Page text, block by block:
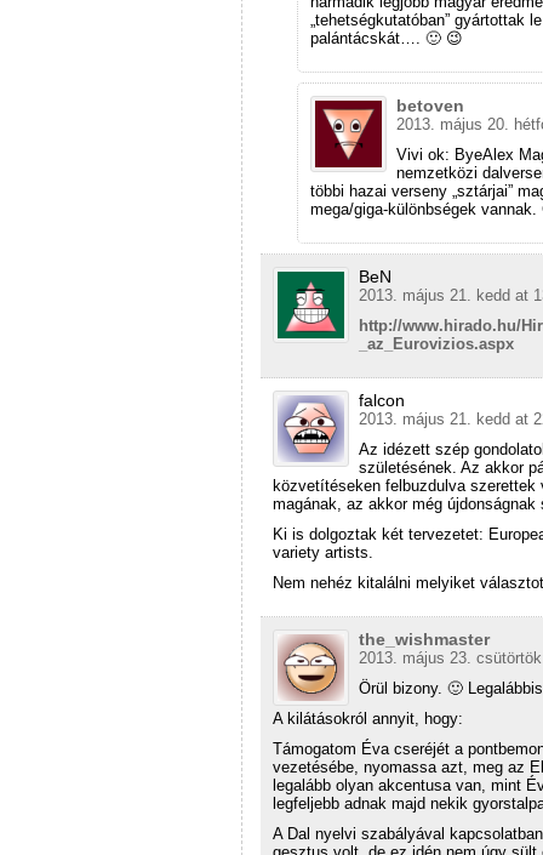
„tehetségkutatóban” gyártottak
palántácskát…. 🙂 😉
betoven
2013. május 20.
Vivi ok: ByeAlex
nemzetközi
többi hazai verseny „sztárjai”
mega/giga-különbségek
BeN
2013. május 21. kedd at
http://www.hirado.hu/
_az_Eurovizios.aspx
falcon
2013. május 21. kedd at
Az idézett szép
születésének. Az akkor
közvetítéseken felbuzdulva
magának, az akkor még
Ki is dolgoztak két tervezetet:
variety artists.
Nem nehéz kitalálni melyiket
the_wishmaster
2013. május 23.
Örül bizony. 🙂
A kilátásokról annyit, hogy:
Támogatom Éva cseréjét a
vezetésébe, nyomassa azt, meg az
legalább olyan akcentusa van, mint
legfeljebb adnak majd nekik
A Dal nyelvi szabályával